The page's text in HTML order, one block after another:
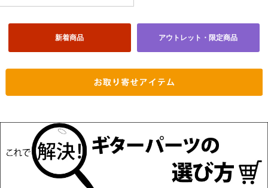
新着商品 アウトレット・限定商品